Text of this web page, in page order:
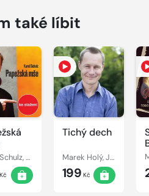
také líbit
Karel Schulz, Marek Holý
Kč
Tichý dech
Marek Holý, Jan Trachta
199 Kč